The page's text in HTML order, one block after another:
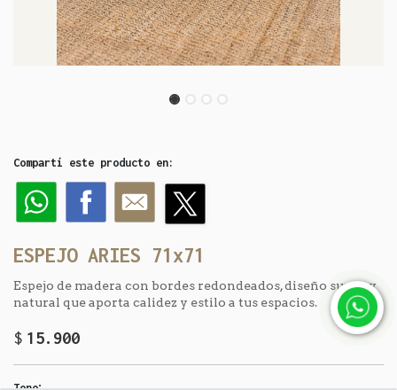
Compartí este producto en:
ESPEJO ARIES 71x71
Espejo de madera con bordes redondeados, diseño suave y
natural que aporta calidez y estilo a tus espacios.
$15.900